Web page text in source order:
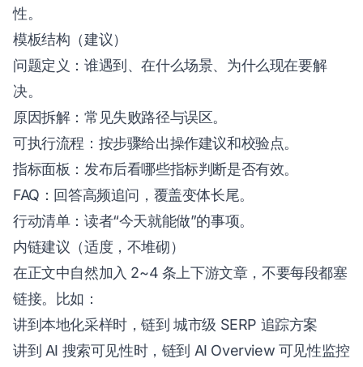
性。
模板结构（建议）
问题定义：谁遇到、在什么场景、为什么现在要解
决。
原因拆解：常见失败路径与误区。
可执行流程：按步骤给出操作建议和校验点。
指标面板：发布后看哪些指标判断是否有效。
FAQ：回答高频追问，覆盖变体长尾。
行动清单：读者“今天就能做”的事项。
内链建议（适度，不堆砌）
在正文中自然加入 2~4 条上下游文章，不要每段都塞
链接。比如：
讲到本地化采样时，链到城市级 SERP 追踪方案
讲到 AI 搜索可见性时，链到 AI Overview 可见性监控